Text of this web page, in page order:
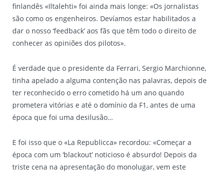
finlandês «Iltalehti» foi ainda mais longe: «Os jornalistas
são como os engenheiros. Devíamos estar habilitados a
dar o nosso ‘feedback’ aos fãs que têm todo o direito de
conhecer as opiniões dos pilotos».
É verdade que o presidente da Ferrari, Sergio Marchionne,
tinha apelado a alguma contenção nas palavras, depois de
ter reconhecido o erro cometido há um ano quando
prometera vitórias e até o domínio da F1, antes de uma
época que foi uma desilusão…
E foi isso que o «La Republicca» recordou: «Começar a
época com um ‘blackout’ noticioso é absurdo! Depois da
triste cena na apresentação do monolugar, vem este